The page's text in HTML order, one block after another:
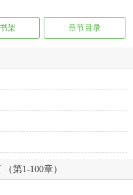
架 章节目录
第1-100章）